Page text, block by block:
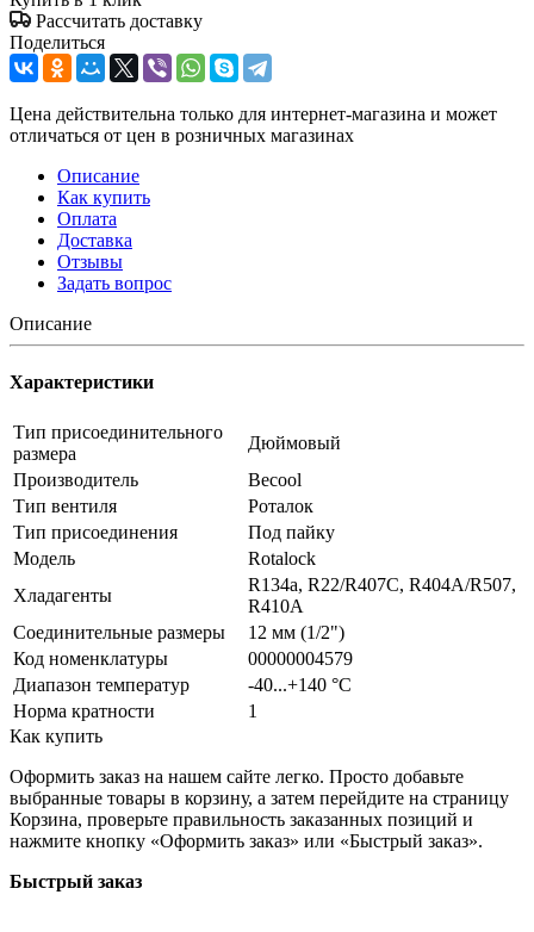
Рассчитать доставку
Поделиться
Цена действительна только для интернет-магазина и может
отличаться от цен в розничных магазинах
Описание
Как купить
Оплата
Доставка
Отзывы
Задать вопрос
Описание
Характеристики
Тип присоединительного
размера
Дюймовый
Производитель
Becool
Тип вентиля
Роталок
Тип присоединения
Под пайку
Модель
Rotalock
Хладагенты
R134a, R22/R407C, R404A/R507,
R410A
Соединительные размеры
12 мм (1/2")
Код номенклатуры
00000004579
Диапазон температур
-40...+140 °C
Норма кратности
1
Как купить
Оформить заказ на нашем сайте легко. Просто добавьте
выбранные товары в корзину, а затем перейдите на страницу
Корзина, проверьте правильность заказанных позиций и
нажмите кнопку «Оформить заказ» или «Быстрый заказ».
Быстрый заказ